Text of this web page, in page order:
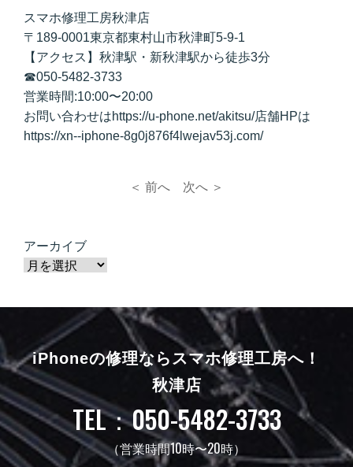
スマホ修理工房秋津店
〒189-0001東京都東村山市秋津町5-9-1
【アクセス】秋津駅・新秋津駅から徒歩3分
☎050-5482-3733
営業時間:10:00〜20:00
お問い合わせはhttps://u-phone.net/akitsu/店舗HPは
https://xn--iphone-8g0j876f4lwejav53j.com/
＜ 前へ 次へ ＞
アーカイブ
iPhoneの修理ならスマホ修理工房へ！
秋津店
TEL：050-5482-3733
（営業時間10時〜20時）